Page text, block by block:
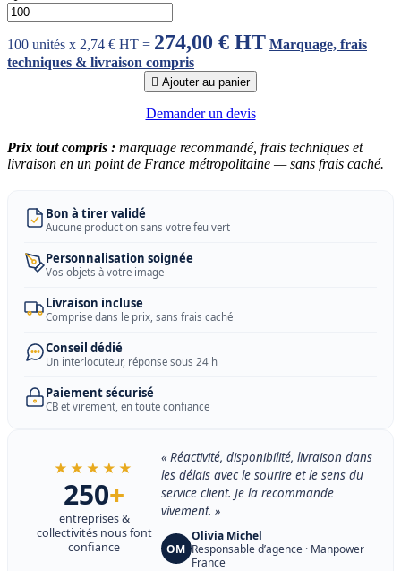
100 unités x 2,74 € HT = 274,00 € HT Marquage, frais
techniques & livraison compris
 Ajouter au panier
Demander un devis
Prix tout compris : marquage recommandé, frais techniques et
livraison en un point de France métropolitaine — sans frais caché.
Bon à tirer validé
Aucune production sans votre feu vert
Personnalisation soignée
Vos objets à votre image
Livraison incluse
Comprise dans le prix, sans frais caché
Conseil dédié
Un interlocuteur, réponse sous 24 h
Paiement sécurisé
CB et virement, en toute confiance
★★★★★
250+
entreprises &
collectivités nous font
confiance
« Réactivité, disponibilité, livraison dans
les délais avec le sourire et le sens du
service client. Je la recommande
vivement. »
OM
Olivia Michel
Responsable d’agence · Manpower
France